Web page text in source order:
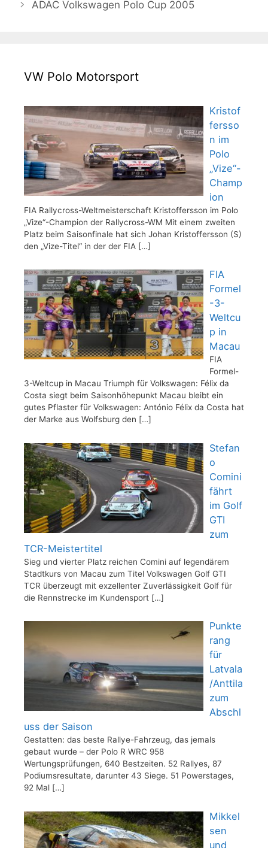
ADAC Volkswagen Polo Cup 2005
VW Polo Motorsport
Kristof
fersso
n im
Polo
„Vize“-
Champ
ion
FIA Rallycross-Weltmeisterschaft Kristoffersson im Polo
„Vize“-Champion der Rallycross-WM Mit einem zweiten
Platz beim Saisonfinale hat sich Johan Kristoffersson (S)
den „Vize-Titel“ in der der FIA […]
FIA
Formel
-3-
Weltcu
p in
Macau
FIA
Formel-
3-Weltcup in Macau Triumph für Volkswagen: Félix da
Costa siegt beim Saisonhöhepunkt Macau bleibt ein
gutes Pflaster für Volkswagen: António Félix da Costa hat
der Marke aus Wolfsburg den […]
Stefan
o
Comini
fährt
im Golf
GTI
zum
TCR-Meistertitel
Sieg und vierter Platz reichen Comini auf legendärem
Stadtkurs von Macau zum Titel Volkswagen Golf GTI
TCR überzeugt mit exzellenter Zuverlässigkeit Golf für
die Rennstrecke im Kundensport […]
Punkte
rang
für
Latvala
/Anttila
zum
Abschl
uss der Saison
Gestatten: das beste Rallye-Fahrzeug, das jemals
gebaut wurde – der Polo R WRC 958
Wertungsprüfungen, 640 Bestzeiten. 52 Rallyes, 87
Podiumsresultate, darunter 43 Siege. 51 Powerstages,
92 Mal […]
Mikkel
sen
und